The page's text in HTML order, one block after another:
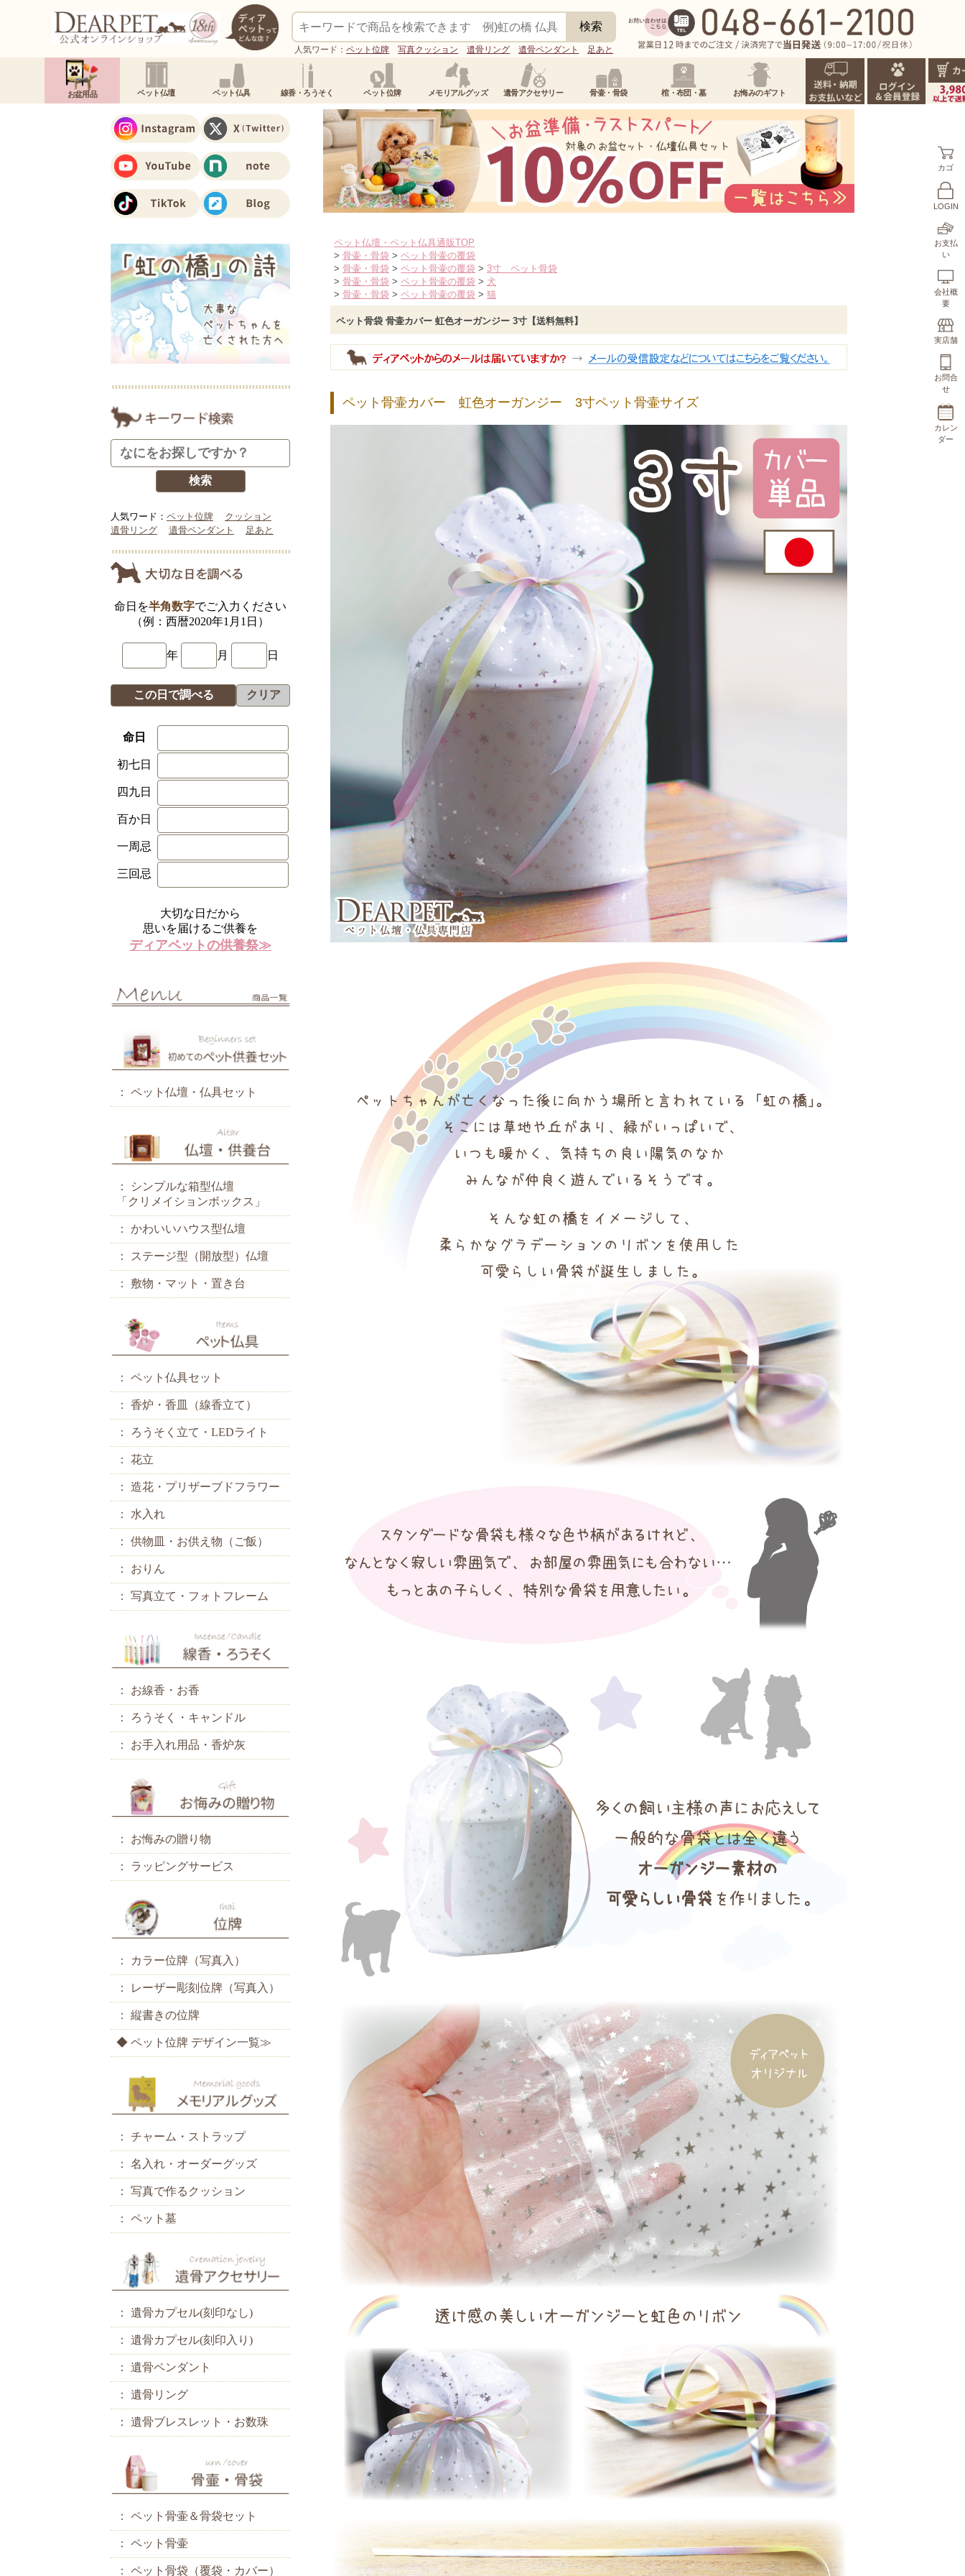
人気ワード：ペット位牌 写真クッション 遺骨リング 遺骨ペンダント 足あと
お盆用品 ペット仏壇 ペット仏具 線香・ろうそく ペット位牌 メモリアルグッズ 遺骨アクセサリー 骨壷・骨袋 棺・布団・墓 お悔みのギフト
カゴ
LOGIN
お支払
い
会社概
要
実店舗
お問合
せ
カレン
ダー
ペット仏壇・ペット仏具通販TOP
> 骨壷・骨袋 > ペット骨壷の覆袋
> 骨壷・骨袋 > ペット骨壷の覆袋 > 3寸 ペット骨袋
> 骨壷・骨袋 > ペット骨壷の覆袋 > 犬
> 骨壷・骨袋 > ペット骨壷の覆袋 > 猫
ペット骨袋 骨壷カバー 虹色オーガンジー 3寸【送料無料】
ペット骨壷カバー 虹色オーガンジー 3寸ペット骨壷サイズ